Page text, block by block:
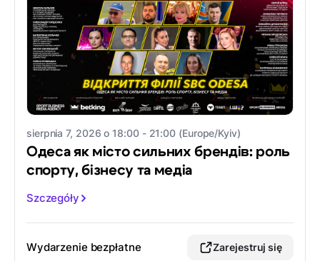
sierpnia 7, 2026 o 18:00 - 21:00 (Europe/Kyiv)
Одеса як місто сильних брендів: роль
спорту, бізнесу та медіа
Szczegóły
Wydarzenie bezpłatne Zarejestruj się